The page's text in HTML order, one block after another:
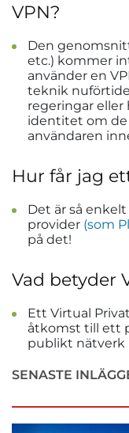
VPN?
Den
etc.) kommer
använder en
teknik
regeringar eller
identitet om de
användaren
Hur får jag
Det är så
provider (som
på det!
Vad betyder
Ett Virtual
åtkomst till ett
publikt nätverk
SENASTE